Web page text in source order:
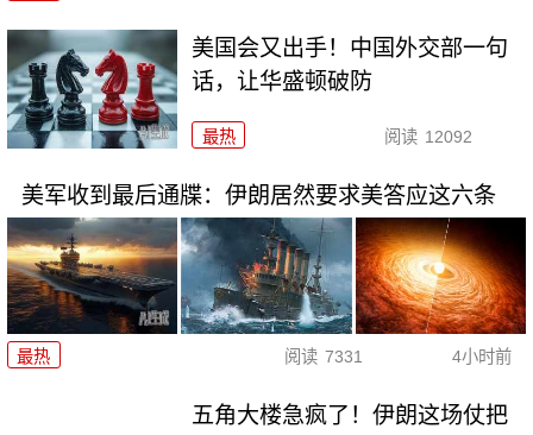
美国会又出手！中国外交部一句
话，让华盛顿破防
最热 阅读 12092
美军收到最后通牒：伊朗居然要求美答应这六条
最热 阅读 7331 4小时前
五角大楼急疯了！伊朗这场仗把